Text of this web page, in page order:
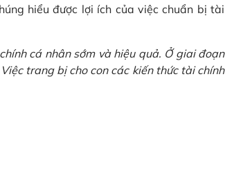
hiểu được lợi ích của việc chuẩn bị tài
cá nhân sớm và hiệu quả. Ở giai đoạn
trang bị cho con các kiến thức tài chính